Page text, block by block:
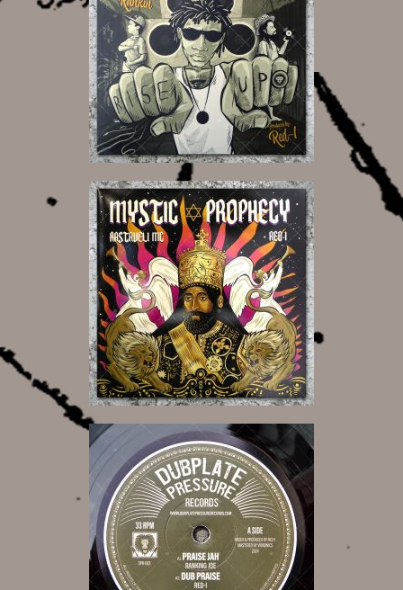
18,00 €
20,00 €